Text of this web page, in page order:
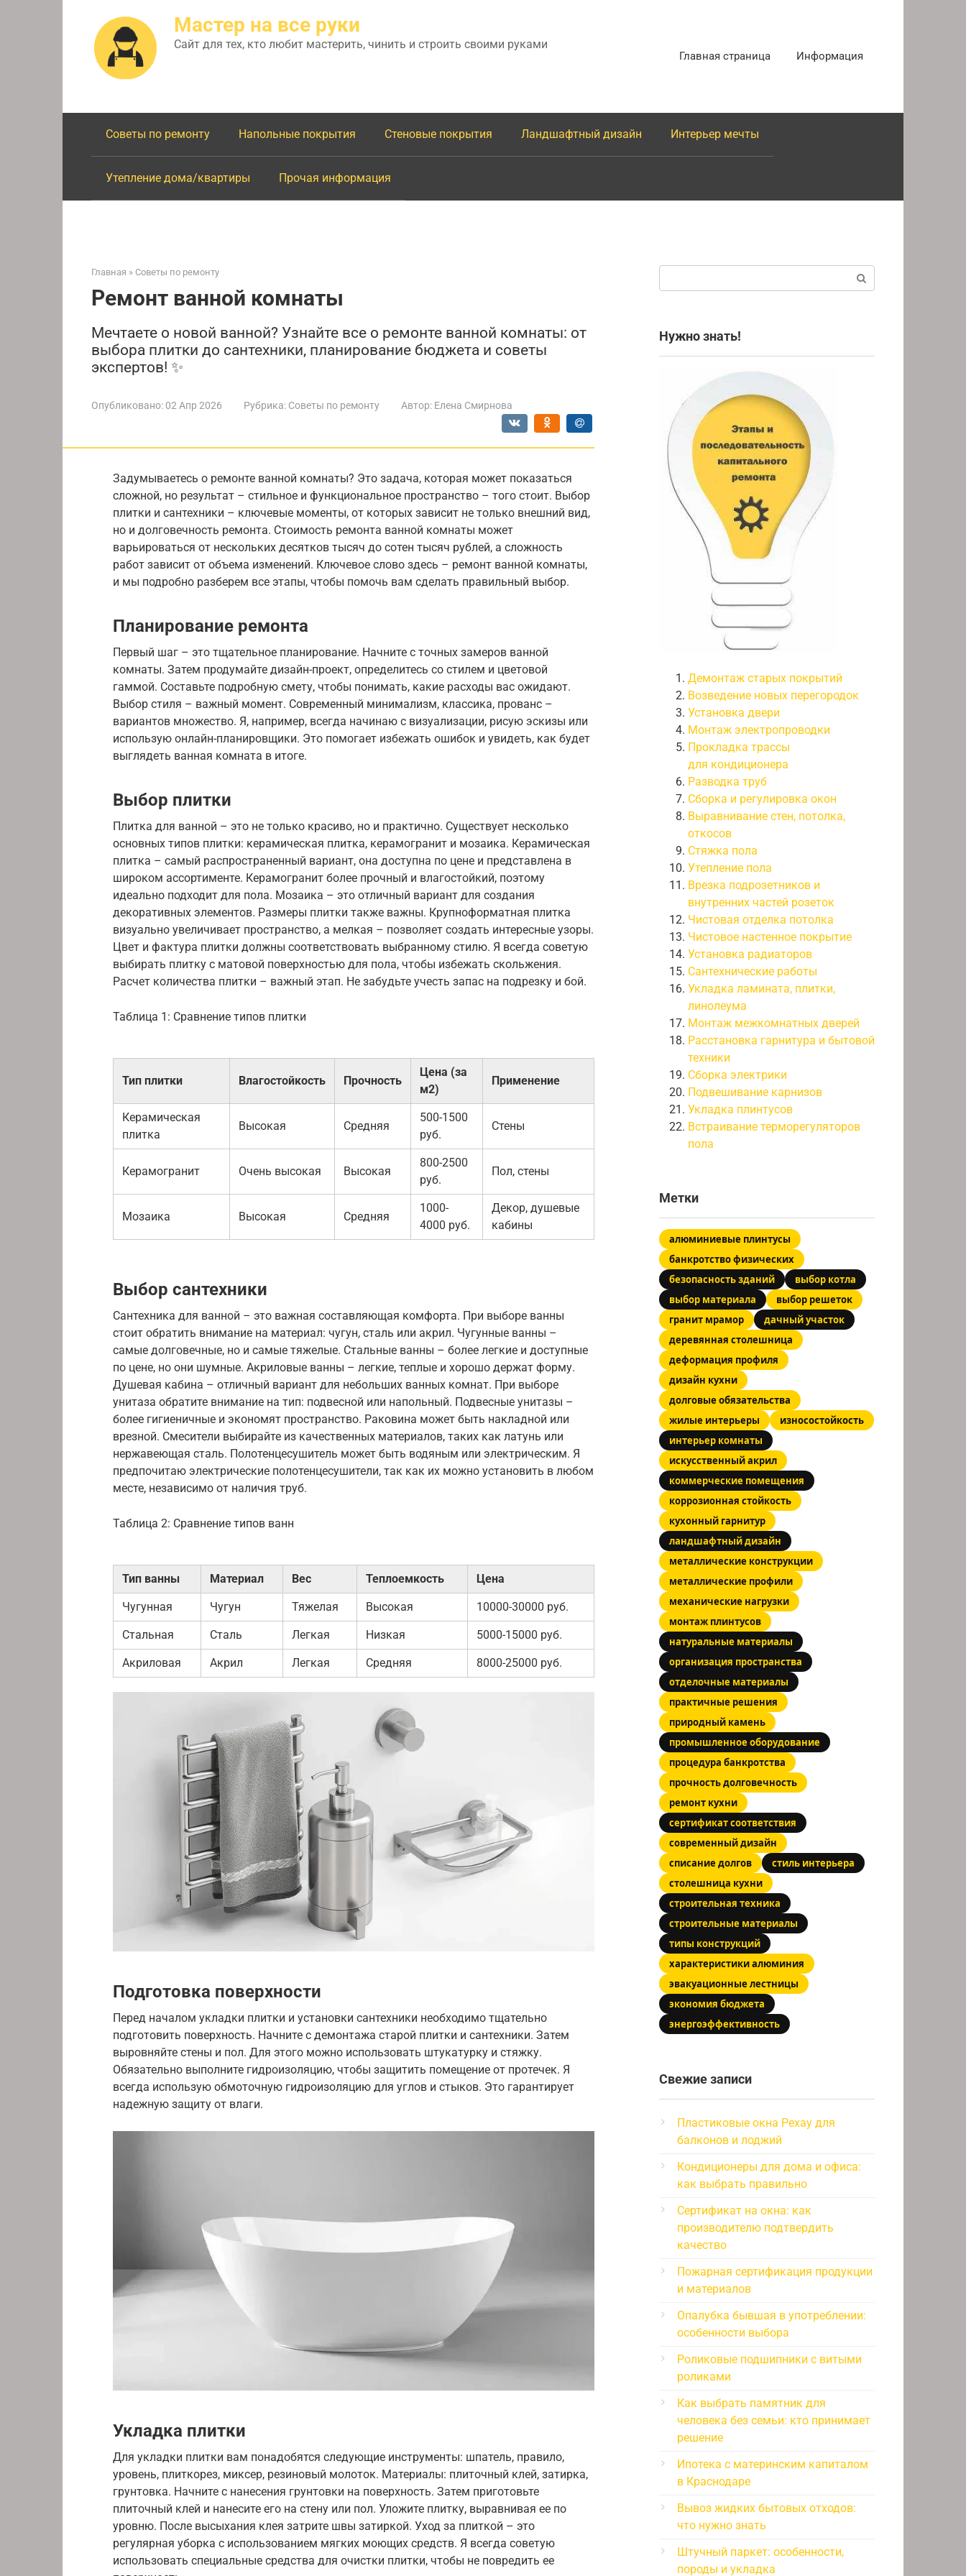
Мастер на все руки
Сайт для тех, кто любит мастерить, чинить и строить своими руками
Главная страница Информация
Советы по ремонту Напольные покрытия Стеновые покрытия Ландшафтный дизайн Интерьер мечты
Утепление дома/квартиры Прочая информация
Главная » Советы по ремонту
Ремонт ванной комнаты
Мечтаете о новой ванной? Узнайте все о ремонте ванной комнаты: от
выбора плитки до сантехники, планирование бюджета и советы
экспертов! ✨
Опубликовано: 02 Апр 2026 Рубрика: Советы по ремонту Автор: Елена Смирнова
Задумываетесь о ремонте ванной комнаты? Это задача, которая может показаться
сложной, но результат – стильное и функциональное пространство – того стоит. Выбор
плитки и сантехники – ключевые моменты, от которых зависит не только внешний вид,
но и долговечность ремонта. Стоимость ремонта ванной комнаты может
варьироваться от нескольких десятков тысяч до сотен тысяч рублей, а сложность
работ зависит от объема изменений. Ключевое слово здесь – ремонт ванной комнаты,
и мы подробно разберем все этапы, чтобы помочь вам сделать правильный выбор.
Планирование ремонта
Первый шаг – это тщательное планирование. Начните с точных замеров ванной
комнаты. Затем продумайте дизайн-проект, определитесь со стилем и цветовой
гаммой. Составьте подробную смету, чтобы понимать, какие расходы вас ожидают.
Выбор стиля – важный момент. Современный минимализм, классика, прованс –
вариантов множество. Я, например, всегда начинаю с визуализации, рисую эскизы или
использую онлайн-планировщики. Это помогает избежать ошибок и увидеть, как будет
выглядеть ванная комната в итоге.
Выбор плитки
Плитка для ванной – это не только красиво, но и практично. Существует несколько
основных типов плитки: керамическая плитка, керамогранит и мозаика. Керамическая
плитка – самый распространенный вариант, она доступна по цене и представлена в
широком ассортименте. Керамогранит более прочный и влагостойкий, поэтому
идеально подходит для пола. Мозаика – это отличный вариант для создания
декоративных элементов. Размеры плитки также важны. Крупноформатная плитка
визуально увеличивает пространство, а мелкая – позволяет создать интересные узоры.
Цвет и фактура плитки должны соответствовать выбранному стилю. Я всегда советую
выбирать плитку с матовой поверхностью для пола, чтобы избежать скольжения.
Расчет количества плитки – важный этап. Не забудьте учесть запас на подрезку и бой.
Таблица 1: Сравнение типов плитки
Тип плитки Влагостойкость Прочность
Цена (за
м2)
Применение
Керамическая
плитка
Высокая Средняя
500-1500
руб.
Стены
Керамогранит Очень высокая Высокая
800-2500
руб.
Пол, стены
Мозаика Высокая Средняя
1000-
4000 руб.
Декор, душевые
кабины
Выбор сантехники
Сантехника для ванной – это важная составляющая комфорта. При выборе ванны
стоит обратить внимание на материал: чугун, сталь или акрил. Чугунные ванны –
самые долговечные, но и самые тяжелые. Стальные ванны – более легкие и доступные
по цене, но они шумные. Акриловые ванны – легкие, теплые и хорошо держат форму.
Душевая кабина – отличный вариант для небольших ванных комнат. При выборе
унитаза обратите внимание на тип: подвесной или напольный. Подвесные унитазы –
более гигиеничные и экономят пространство. Раковина может быть накладной или
врезной. Смесители выбирайте из качественных материалов, таких как латунь или
нержавеющая сталь. Полотенцесушитель может быть водяным или электрическим. Я
предпочитаю электрические полотенцесушители, так как их можно установить в любом
месте, независимо от наличия труб.
Таблица 2: Сравнение типов ванн
Тип ванны Материал Вес Теплоемкость Цена
Чугунная Чугун Тяжелая Высокая 10000-30000 руб.
Стальная Сталь Легкая Низкая 5000-15000 руб.
Акриловая Акрил Легкая Средняя 8000-25000 руб.
Подготовка поверхности
Перед началом укладки плитки и установки сантехники необходимо тщательно
подготовить поверхность. Начните с демонтажа старой плитки и сантехники. Затем
выровняйте стены и пол. Для этого можно использовать штукатурку и стяжку.
Обязательно выполните гидроизоляцию, чтобы защитить помещение от протечек. Я
всегда использую обмоточную гидроизоляцию для углов и стыков. Это гарантирует
надежную защиту от влаги.
Укладка плитки
Для укладки плитки вам понадобятся следующие инструменты: шпатель, правило,
уровень, плиткорез, миксер, резиновый молоток. Материалы: плиточный клей, затирка,
грунтовка. Начните с нанесения грунтовки на поверхность. Затем приготовьте
плиточный клей и нанесите его на стену или пол. Уложите плитку, выравнивая ее по
уровню. После высыхания клея затрите швы затиркой. Уход за плиткой – это
регулярная уборка с использованием мягких моющих средств. Я всегда советую
использовать специальные средства для очистки плитки, чтобы не повредить ее
Нужно знать!
Демонтаж старых покрытий
Возведение новых перегородок
Установка двери
Монтаж электропроводки
Прокладка трассы
для кондиционера
Разводка труб
Сборка и регулировка окон
Выравнивание стен, потолка,
откосов
Стяжка пола
Утепление пола
Врезка подрозетников и
внутренних частей розеток
Чистовая отделка потолка
Чистовое настенное покрытие
Установка радиаторов
Сантехнические работы
Укладка ламината, плитки,
линолеума
Монтаж межкомнатных дверей
Расстановка гарнитура и бытовой
техники
Сборка электрики
Подвешивание карнизов
Укладка плинтусов
Встраивание терморегуляторов
пола
Метки
алюминиевые плинтусы
банкротство физических
безопасность зданий
выбор котла
выбор материала
выбор решеток
гранит мрамор
дачный участок
деревянная столешница
деформация профиля
дизайн кухни
долговые обязательства
жилые интерьеры
износостойкость
интерьер комнаты
искусственный акрил
коммерческие помещения
коррозионная стойкость
кухонный гарнитур
ландшафтный дизайн
металлические конструкции
металлические профили
механические нагрузки
монтаж плинтусов
натуральные материалы
организация пространства
отделочные материалы
практичные решения
природный камень
промышленное оборудование
процедура банкротства
прочность долговечность
ремонт кухни
сертификат соответствия
современный дизайн
списание долгов
стиль интерьера
столешница кухни
строительная техника
строительные материалы
типы конструкций
характеристики алюминия
эвакуационные лестницы
экономия бюджета
энергоэффективность
Свежие записи
Пластиковые окна Рехау для
балконов и лоджий
Кондиционеры для дома и офиса:
как выбрать правильно
Сертификат на окна: как
производителю подтвердить
качество
Пожарная сертификация продукции
и материалов
Опалубка бывшая в употреблении:
особенности выбора
Роликовые подшипники с витыми
роликами
Как выбрать памятник для
человека без семьи: кто принимает
решение
Ипотека с материнским капиталом
в Краснодаре
Вывоз жидких бытовых отходов:
что нужно знать
Штучный паркет: особенности,
породы и укладка